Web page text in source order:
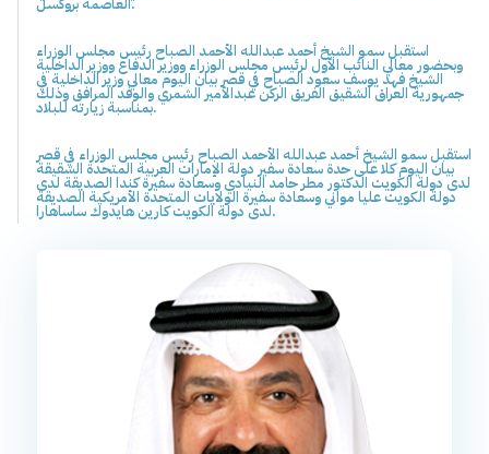
استقبل سمو الشيخ أحمد عبدالله الأحمد الصباح رئيس مجلس الوزراء
وبحضور معالي النائب الأول لرئيس مجلس الوزراء ووزير الدفاع ووزير الداخلية
الشيخ فهد يوسف سعود الصباح في قصر بيان اليوم معالي وزير الداخلية في
جمهورية العراق الشقيق الفريق الركن عبدالأمير الشمري والوفد المرافق وذلك
بمناسبة زيارته للبلاد.
استقبل سمو الشيخ أحمد عبدالله الأحمد الصباح رئيس مجلس الوزراء في قصر
بيان اليوم كلا على حدة سعادة سفير دولة الإمارات العربية المتحدة الشقيقة
لدى دولة الكويت الدكتور مطر حامد النيادي وسعادة سفيرة كندا الصديقة لدى
دولة الكويت عليا مواني وسعادة سفيرة الولايات المتحدة الأمريكية الصديقة
لدى دولة الكويت كارين هايدوك ساساهارا.